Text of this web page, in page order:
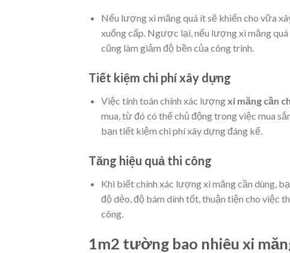
Nếu lượng xi măng quá ít sẽ khiến cho vữa
xuống cấp. Ngược lại, nếu lượng xi măng
cũng làm giảm độ bền của công trình.
Tiết kiệm chi phí xây dựng
Việc tính toán chính xác lượngxi măng cần
mua, từ đó có thể chủ động trong việc mua
bạn tiết kiệm chi phí xây dựng đáng kể.
Tăng hiệu quả thi công
Khi biết chính xác lượng xi măng cần dùng,
độ dẻo, độ bám dính tốt, thuận tiện cho việc
công.
1m2 tường bao nhiêu xi